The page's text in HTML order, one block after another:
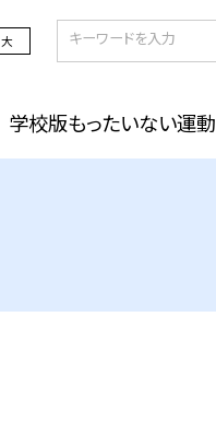
大
学校版もったいない運動